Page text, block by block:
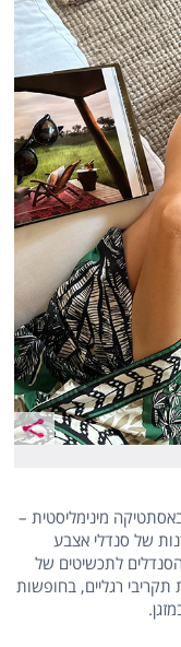
מינימליסטית –
של סנדלי אצבע
לתכשיטים של
רגליים, בחופשות